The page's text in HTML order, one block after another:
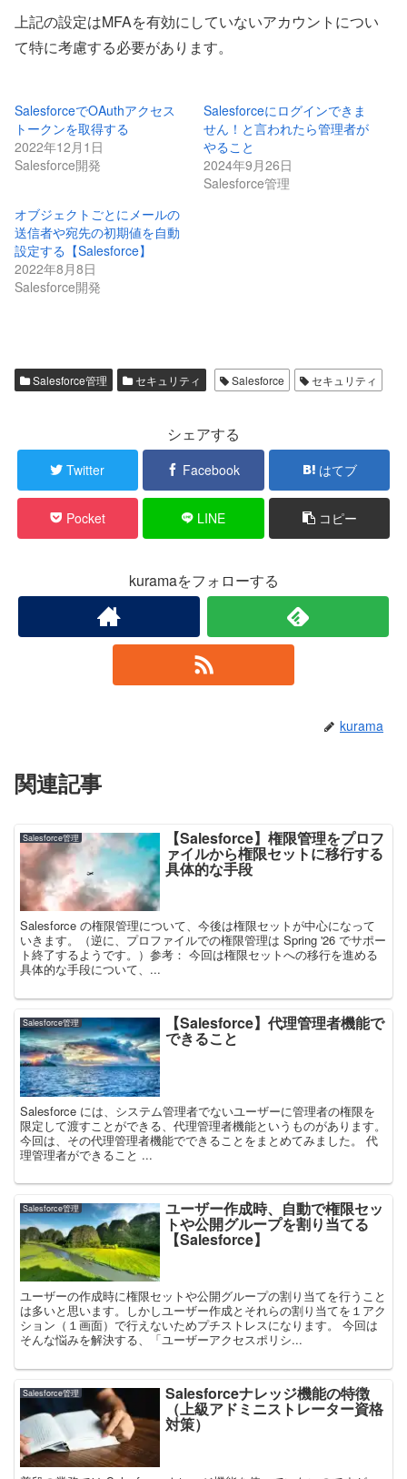
上記の設定はMFAを有効にしていないアカウントについ
て特に考慮する必要があります。
SalesforceでOAuthアクセス
トークンを取得する
2022年12月1日
Salesforce開発
Salesforceにログインできま
せん！と言われたら管理者が
やること
2024年9月26日
Salesforce管理
オブジェクトごとにメールの
送信者や宛先の初期値を自動
設定する【Salesforce】
2022年8月8日
Salesforce開発
Salesforce管理 セキュリティ Salesforce セキュリティ
シェアする
Twitter Facebook はてブ
Pocket LINE コピー
kuramaをフォローする
kurama
関連記事
Salesforce管理 【Salesforce】権限管理をプロフ
ァイルから権限セットに移行する
具体的な手段
Salesforce の権限管理について、今後は権限セットが中心になって
いきます。（逆に、プロファイルでの権限管理は Spring '26 でサポー
ト終了するようです。）参考： 今回は権限セットへの移行を進める
具体的な手段について、...
Salesforce管理 【Salesforce】代理管理者機能で
できること
Salesforce には、システム管理者でないユーザーに管理者の権限を
限定して渡すことができる、代理管理者機能というものがあります。
今回は、その代理管理者機能でできることをまとめてみました。 代
理管理者ができること ...
Salesforce管理 ユーザー作成時、自動で権限セッ
トや公開グループを割り当てる
【Salesforce】
ユーザーの作成時に権限セットや公開グループの割り当てを行うこと
は多いと思います。しかしユーザー作成とそれらの割り当てを１アク
ション（１画面）で行えないためプチストレスになります。 今回は
そんな悩みを解決する、「ユーザーアクセスポリシ...
Salesforce管理 Salesforceナレッジ機能の特徴
（上級アドミニストレーター資格
対策）